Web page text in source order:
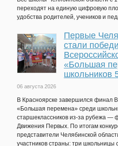
переходят на единую цифровую
удобства родителей, учеников и
Первые
стали
«Большая
школьников
06 августа 2026
В Красноярске завершился финал
«Большая перемена» среди
старшеклассников из-за рубежа —
Движения Первых. По итогам
представители Челябинской
участников страны: три